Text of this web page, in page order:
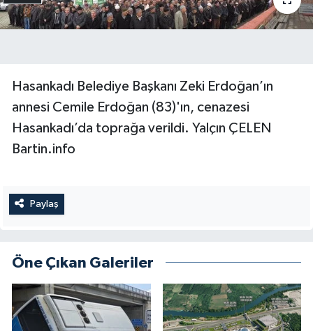
Hasankadı Belediye Başkanı Zeki Erdoğan’ın
annesi Cemile Erdoğan (83)'ın, cenazesi
Hasankadı’da toprağa verildi. Yalçın ÇELEN
Bartin.info
Paylaş
Öne Çıkan Galeriler